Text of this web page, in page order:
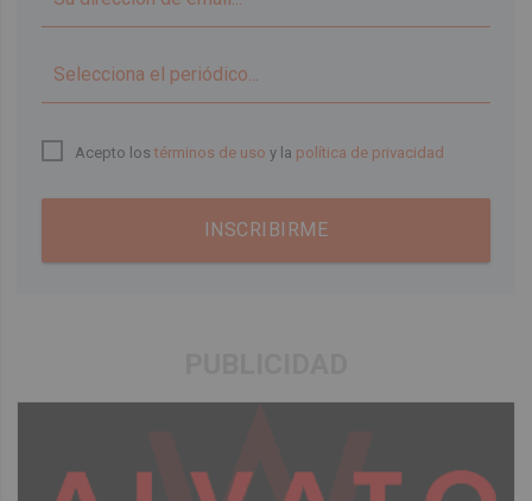
Acepto lostérminos de uso y la política de privacidad
INSCRIBIRME